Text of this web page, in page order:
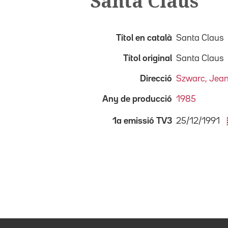
Títol en català Santa Claus
Títol original Santa Claus
Direcció Szwarc,
Any de producció 1985
1a emissió TV3 25/12/1991